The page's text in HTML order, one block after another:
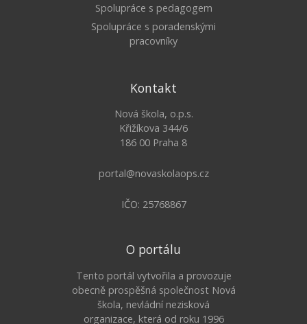
Spolupráce s pedagogem
Spolupráce s poradenskými
pracovníky
Kontakt
Nová škola, o.p.s.
Křižíkova 344/6
186 00 Praha 8
portal@novaskolaops.cz
IČO: 25768867
O portálu
Tento portál vytvořila a provozuje
obecně prospěšná společnost Nová
škola, nevládní nezisková
organizace, která od roku 1996